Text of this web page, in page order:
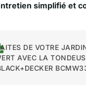
simplifié et
DE VOTRE
AVEC LA